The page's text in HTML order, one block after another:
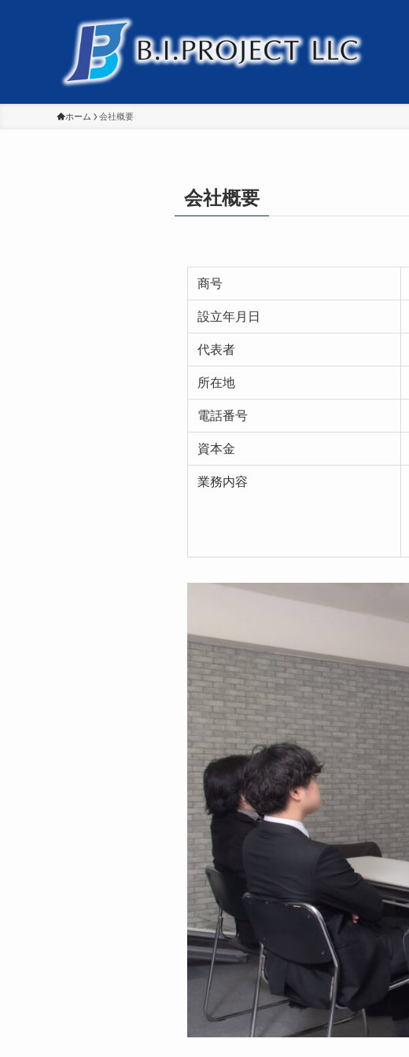
ホーム 会社概要
会社概要
商号
設立年月日
代表者
所在地
電話番号
資本金
業務内容